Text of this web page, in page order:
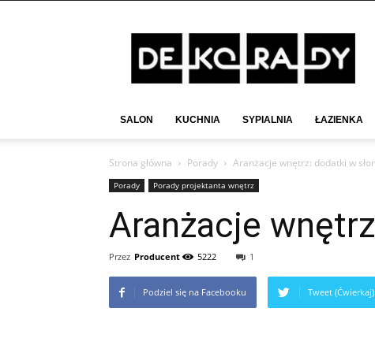
Deko-
Rady.pl
SALON KUCHNIA SYPIALNIA ŁAZIENKA
Strona główna Porady Aranżacje wnętrz: dodatki w
Porady Porady projektanta wnętrz
Aranżacje
Przez Producent 5222 1
Podziel się na Facebooku Tweet